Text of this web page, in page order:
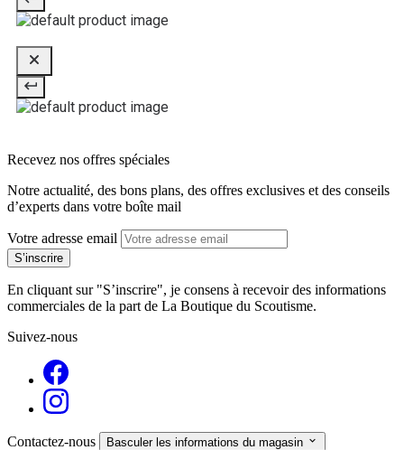
Recevez nos offres spéciales
Notre actualité, des bons plans, des offres exclusives et des conseils
d’experts dans votre boîte mail
Votre adresse email
En cliquant sur "S’inscrire", je consens à recevoir des informations
commerciales de la part de La Boutique du Scoutisme.
Suivez-nous
Contactez-nous Basculer les informations du magasin 